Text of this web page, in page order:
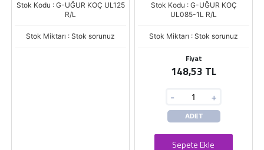
Stok Kodu : G-UĞUR KOÇ UL125
R/L
Stok Miktarı : Stok sorunuz
Stok Kodu : G-UĞUR KOÇ
UL085-1L R/L
Stok Miktarı : Stok sorunuz
Fiyat
148,53 TL
- +
ADET
Sepete Ekle